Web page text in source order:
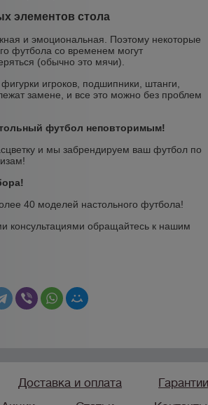
элементов стола
и эмоциональная. Поэтому некоторые
футбола со временем могут
(обычно это мячи).
игроков, подшипники, штанги,
замене, и все это можно без проблем
футбол неповторимым!
и мы забрендируем ваш футбол по
40 моделей настольного футбола!
консультациями обращайтесь к нашим
Доставка и оплата